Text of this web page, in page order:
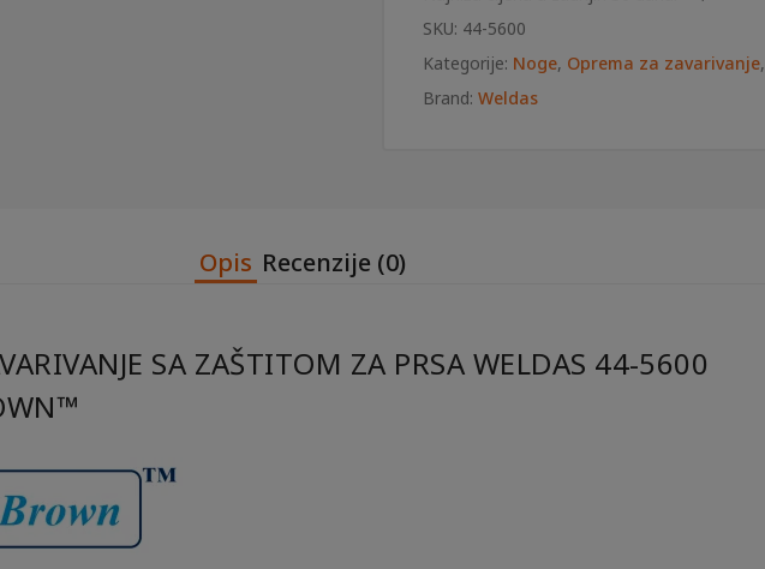
za
prsa
Weldas
44-
SKU: 44-5600
Kategorije: Noge, Oprema za zavarivanje,
Brand: Weldas
Opis Recenzije (0)
SA ZAŠTITOM ZA PRSA WELDAS 44-5600